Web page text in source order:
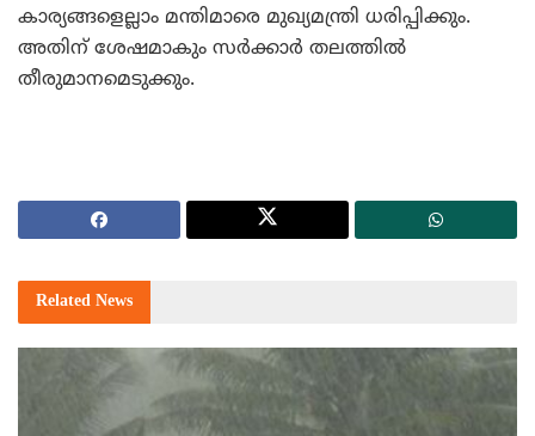
കാര്യങ്ങളെല്ലാം മന്തിമാരെ മുഖ്യമന്ത്രി ധരിപ്പിക്കും.
അതിന് ശേഷമാകും സര്‍ക്കാര്‍ തലത്തില്‍
തീരുമാനമെടുക്കും.
Related News